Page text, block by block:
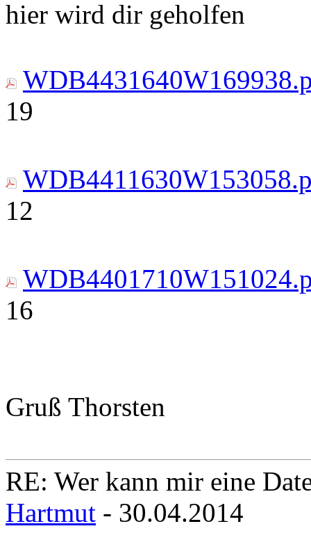
hier wird dir geholfen
19
12
16
Gruß Thorsten
RE: Wer kann mir eine
Hartmut - 30.04.2014